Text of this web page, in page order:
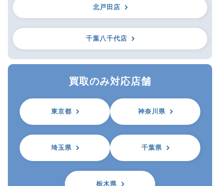
北戸田店
千葉八千代店
買取のみ対応店舗
東京都 神奈川県
埼玉県 千葉県
栃木県